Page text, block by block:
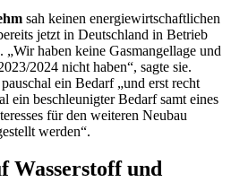
sah keinen energiewirtschaftlichen
jetzt in Deutschland in Betrieb
„Wir haben keine Gasmangellage und
2024 nicht haben“, sagte sie.
ein Bedarf „und erst recht
ein beschleunigter Bedarf samt eines
für den weiteren Neubau
werden“.
Wasserstoff und